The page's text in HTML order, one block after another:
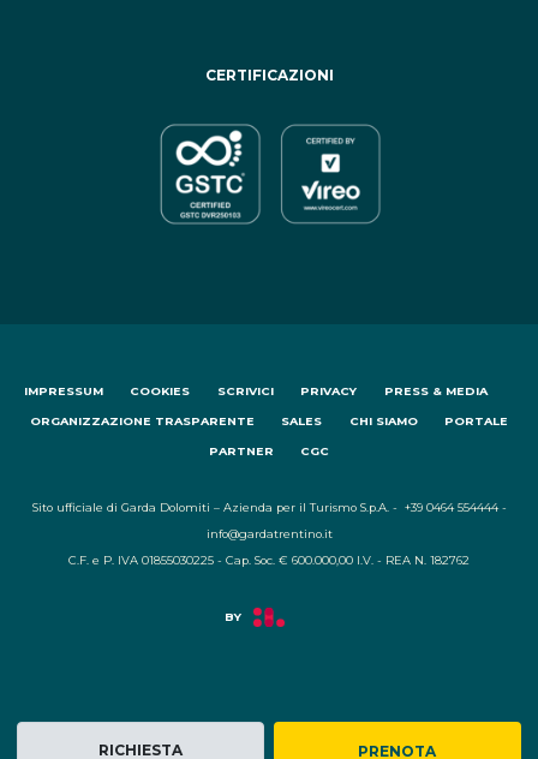
RICHIESTA PRENOTA
CERTIFICAZIONI
IMPRESSUM COOKIES SCRIVICI PRIVACY PRESS & MEDIA
ORGANIZZAZIONE TRASPARENTE SALES CHI SIAMO PORTALE
PARTNER CGC
Sito ufficiale di Garda Dolomiti – Azienda per il Turismo S.p.A. - +39 0464 554444 -
info@gardatrentino.it
C.F. e P. IVA 01855030225 - Cap. Soc. € 600.000,00 I.V. - REA N. 182762